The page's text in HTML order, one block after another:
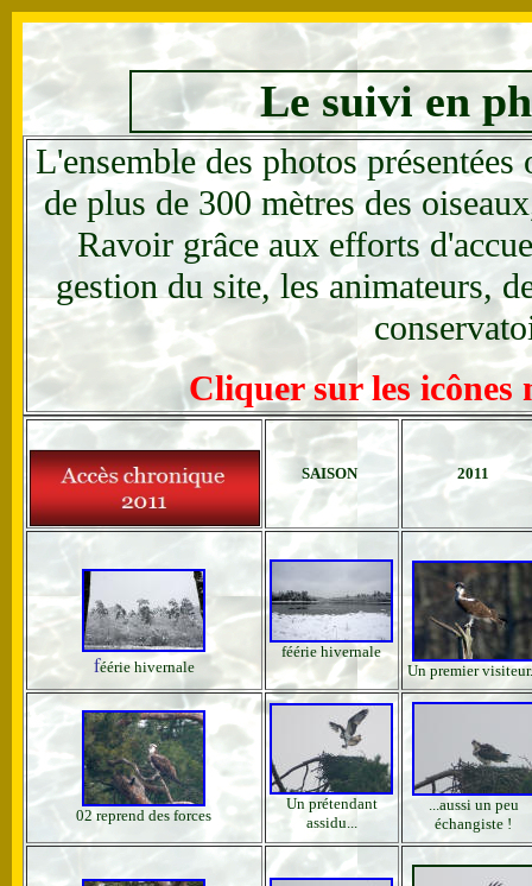
Le suivi en
L'ensemble des photos
de plus de 300 mètres des
Ravoir grâce aux efforts
gestion du site, les animateurs,
Cliquer sur les
SAISON 2011
féérie hivernale
féérie hivernale
Un premier
02 reprend des forces
Un prétendant
assidu...
...aussi un peu
échangiste !